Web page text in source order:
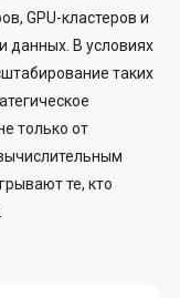
GPU-кластеров и
данных. В условиях
таких
только от
те, кто